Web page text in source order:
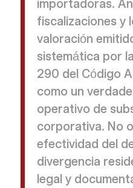
importadoras.
fiscalizaciones y
valoración
sistemática por
290 del Código
como un
operativo de
corporativa. No
efectividad del
divergencia
legal y